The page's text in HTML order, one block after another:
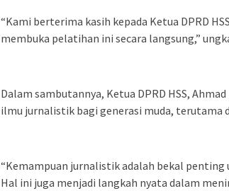
“Kami berterima kasih kepada Ketua DPRD
membuka pelatihan ini secara langsung,”
Dalam sambutannya, Ketua DPRD HSS,
ilmu jurnalistik bagi generasi muda, terutama
“Kemampuan jurnalistik adalah bekal
Hal ini juga menjadi langkah nyata dalam